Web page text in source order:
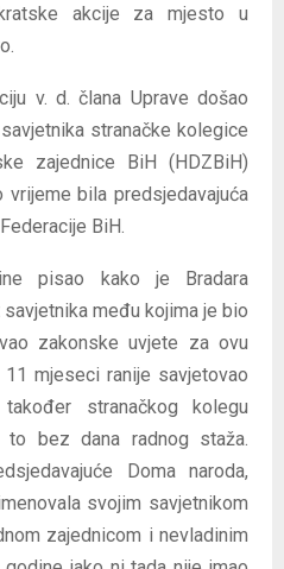
akcije za mjesto u
v. d. člana Uprave došao
stranačke kolegice
zajednice BiH (HDZBiH)
bila predsjedavajuća
BiH.
pisao kako je Bradara
među kojima je bio
zakonske uvjete za ovu
mjeseci ranije savjetovao
također stranačkog kolegu
to bez dana radnog staža.
Doma naroda,
svojim savjetnikom
zajednicom i nevladinim